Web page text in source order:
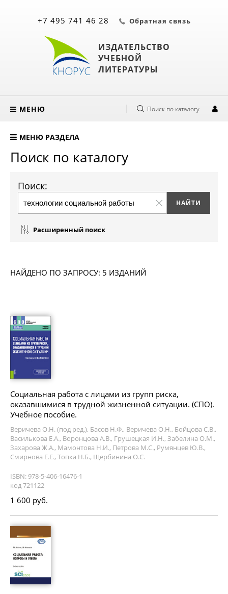
ИЗДАТЕЛЬСТВО
УЧЕБНОЙ
ЛИТЕРАТУРЫ
+7 495 741 46 28 Обратная связь
МЕНЮ Поиск по каталогу
МЕНЮ РАЗДЕЛА
Поиск по каталогу
Поиск:
Расширенный поиск
НАЙДЕНО ПО ЗАПРОСУ: 5 ИЗДАНИЙ
Социальная работа с лицами из групп риска,
оказавшимися в трудной жизненной ситуации. (СПО).
Учебное пособие.
Веричева О.Н. (под ред.), Басов Н.Ф., Веричева О.Н., Бойцова С.В.,
Василькова Е.А., Воронцова А.В., Грушецкая И.Н., Забелина О.М.,
Захарова Ж.А., Мамонтова Н.И., Петрова М.С., Румянцев Ю.В.,
Смирнова Е.Е., Топка Н.Б., Щербинина О.С.
ISBN: 978-5-406-16476-1
код 721122
1 600 руб.